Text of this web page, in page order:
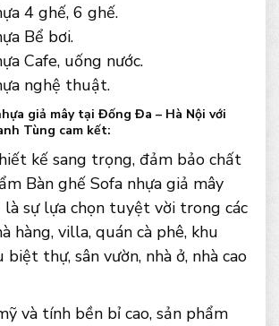
4 ghế, 6 ghế.
Bể bơi.
Cafe, uống nước.
nghệ thuật.
giả mây tại Đống Đa – Hà Nội với
Tùng cam kết:
kế sang trọng, đảm bảo chất
Bàn ghế Sofa nhựa giả mây
là sự lựa chọn tuyệt vời trong các
hàng, villa, quán cà phê, khu
biệt thự, sân vườn, nhà ở, nhà cao
và tính bền bỉ cao, sản phẩm